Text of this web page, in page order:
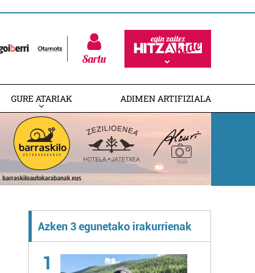
Sartu
GURE ATARIAK ADIMEN ARTIFIZIALA
Azken 3 egunetako irakurrienak
1